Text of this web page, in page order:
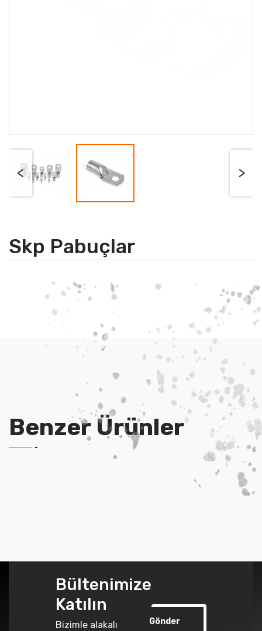
< >
Skp Pabuçlar
Benzer Ürünler
Bültenimize
Katılın
Bizimle alakalı
Gönder